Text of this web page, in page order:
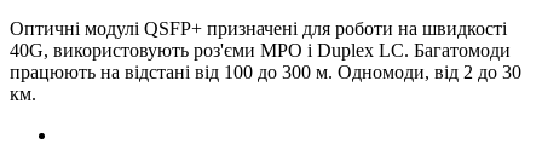
Довжина хвилі /
тип лазера
нм 850/VCSEL 1310/FP 1310/FP
Оптичні модулі QSFP+ призначені для роботи на швидкості
40G, використовують роз'єми MPO і Duplex LC. Багатомоди
працюють на відстані від 100 до 300 м. Одномоди, від 2 до 30
км.